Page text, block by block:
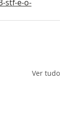
stf-e-o-
Ver tudo